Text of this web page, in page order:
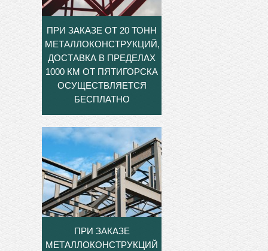
ПРИ ЗАКАЗЕ ОТ 20 ТОНН
МЕТАЛЛОКОНСТРУКЦИЙ,
ДОСТАВКА В ПРЕДЕЛАХ
1000 КМ ОТ ПЯТИГОРСКА
ОСУЩЕСТВЛЯЕТСЯ
БЕСПЛАТНО
ПРИ ЗАКАЗЕ
МЕТАЛЛОКОНСТРУКЦИЙ